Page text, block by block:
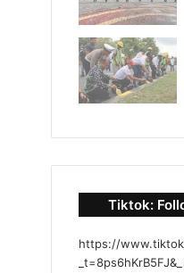
Tiktok:
https://